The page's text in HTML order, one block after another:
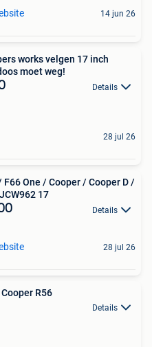
14 jun 26
works velgen 17 inch
moet weg!
Details
28 jul 26
F66 One / Cooper / Cooper D /
17
Details
28 jul 26
R56
Details